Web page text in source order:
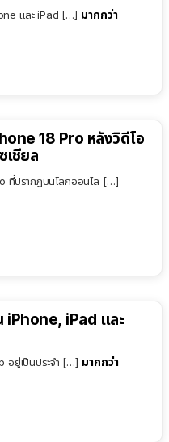
และ iPad […] มากกว่า
18 Pro หลังวิดีโอ
เชียล
ที่ปรากฏบนโลกออนไล […]
iPhone, iPad และ
อยู่เป็นประจำ […] มากกว่า